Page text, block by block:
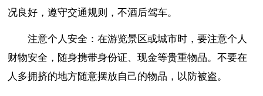
况良好，遵守交通规则，不酒后驾车。
注意个人安全：在游览景区或城市时，要注意个人
财物安全，随身携带身份证、现金等贵重物品。不要在
人多拥挤的地方随意摆放自己的物品，以防被盗。